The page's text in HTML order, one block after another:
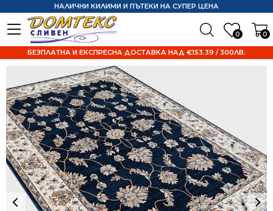
0 0
НАЛИЧНИ КИЛИМИ И ПЪТЕКИ НА СУПЕР ЦЕНА
БЕЗПЛАТНА И ЕКСПРЕСНА ДОСТАВКА НАД €153.39 / 300ЛВ.